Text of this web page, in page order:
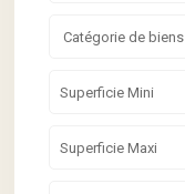
Catégorie de biens